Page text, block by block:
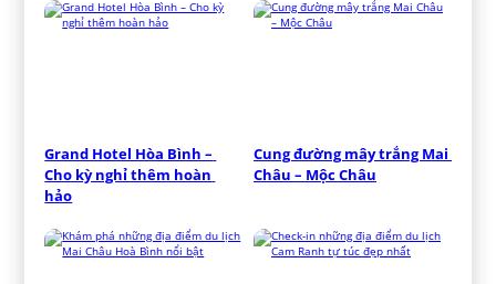
Grand Hotel Hòa Bình –
Cho kỳ nghỉ thêm hoàn
hảo
Cung đường mây trắng Mai
Châu – Mộc Châu